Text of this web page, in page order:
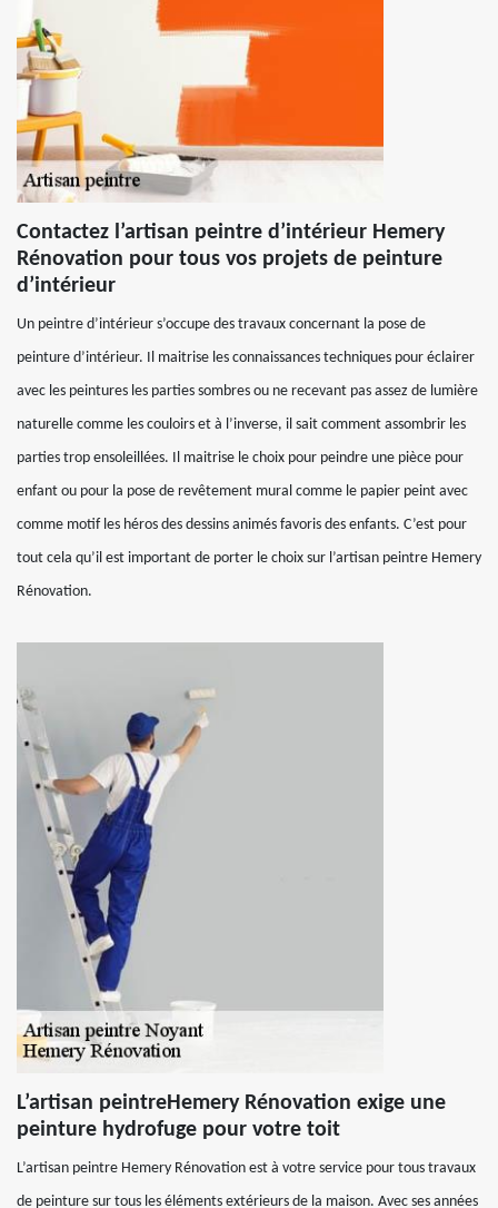
Contactez l’artisan peintre d’intérieur Hemery
Rénovation pour tous vos projets de peinture
d’intérieur
Un peintre d’intérieur s’occupe des travaux concernant la pose de
peinture d’intérieur. Il maitrise les connaissances techniques pour éclairer
avec les peintures les parties sombres ou ne recevant pas assez de lumière
naturelle comme les couloirs et à l’inverse, il sait comment assombrir les
parties trop ensoleillées. Il maitrise le choix pour peindre une pièce pour
enfant ou pour la pose de revêtement mural comme le papier peint avec
comme motif les héros des dessins animés favoris des enfants. C’est pour
tout cela qu’il est important de porter le choix sur l’artisan peintre Hemery
Rénovation.
L’artisan peintreHemery Rénovation exige une
peinture hydrofuge pour votre toit
L’artisan peintre Hemery Rénovation est à votre service pour tous travaux
de peinture sur tous les éléments extérieurs de la maison. Avec ses années